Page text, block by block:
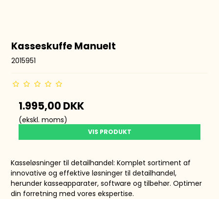
Kasseskuffe Manuelt
2015951
1.995,00 DKK
(ekskl. moms)
VIS PRODUKT
Kasseløsninger til detailhandel: Komplet sortiment af
innovative og effektive løsninger til detailhandel,
herunder kasseapparater, software og tilbehør. Optimer
din forretning med vores ekspertise.